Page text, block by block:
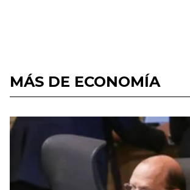
MÁS DE ECONOMÍA